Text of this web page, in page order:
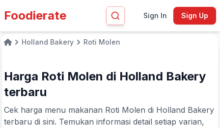
Foodierate Sign In Sign Up
HomeHolland Bakery Roti Molen
Harga Roti Molen di Holland Bakery
terbaru
Cek harga menu makanan Roti Molen di Holland Bakery
terbaru di sini. Temukan informasi detail setiap varian,